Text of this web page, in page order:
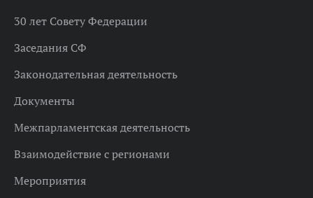
30 лет Совету Федерации
Заседания СФ
Законодательная деятельность
Документы
Межпарламентская деятельность
Взаимодействие с регионами
Мероприятия